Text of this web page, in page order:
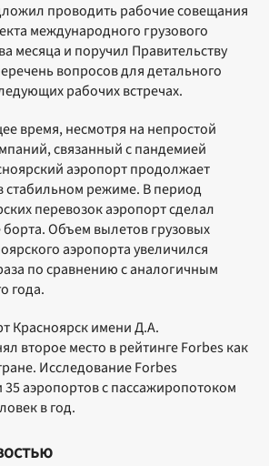
проводить рабочие совещания
международного грузового
месяца и поручил Правительству
вопросов для детального
рабочих встречах.
время, несмотря на непростой
связанный с пандемией
аэропорт продолжает
стабильном режиме. В период
перевозок аэропорт сделал
борта. Объем вылетов грузовых
аэропорта увеличился
по сравнению с аналогичным
года.
Красноярск имени Д.А.
второе место в рейтинге Forbes как
Исследование Forbes
аэропортов с пассажиропотоком
в год.